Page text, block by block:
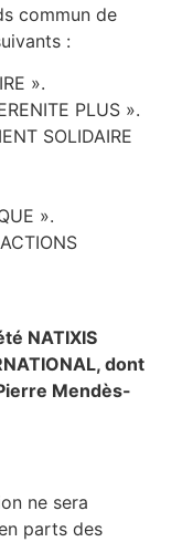
commun de
:
».
PLUS ».
SOLIDAIRE
».
NATIXIS
dont
Mendès-
ne sera
parts des